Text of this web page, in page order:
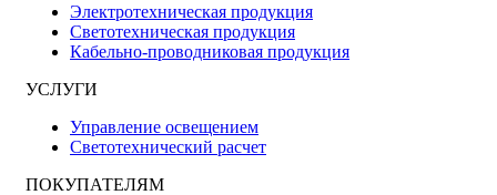
Электротехническая продукция
Светотехническая продукция
Кабельно-проводниковая продукция
УСЛУГИ
Управление освещением
Светотехнический расчет
ПОКУПАТЕЛЯМ